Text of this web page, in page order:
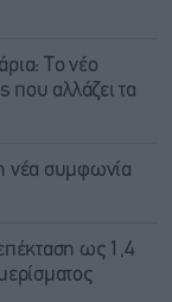
Το νέο
που αλλάζει τα
νέα συμφωνία
ως 1,4